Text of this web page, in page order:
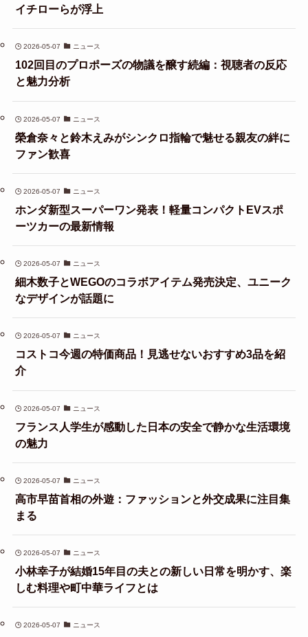
イチローらが浮上
2026-05-07 ニュース
102回目のプロポーズの物議を醸す続編：視聴者の反応
と魅力分析
2026-05-07 ニュース
榮倉奈々と鈴木えみがシンクロ指輪で魅せる親友の絆に
ファン歓喜
2026-05-07 ニュース
ホンダ新型スーパーワン発表！軽量コンパクトEVスポ
ーツカーの最新情報
2026-05-07 ニュース
細木数子とWEGOのコラボアイテム発売決定、ユニーク
なデザインが話題に
2026-05-07 ニュース
コストコ今週の特価商品！見逃せないおすすめ3品を紹
介
2026-05-07 ニュース
フランス人学生が感動した日本の安全で静かな生活環境
の魅力
2026-05-07 ニュース
高市早苗首相の外遊：ファッションと外交成果に注目集
まる
2026-05-07 ニュース
小林幸子が結婚15年目の夫との新しい日常を明かす、楽
しむ料理や町中華ライフとは
2026-05-07 ニュース